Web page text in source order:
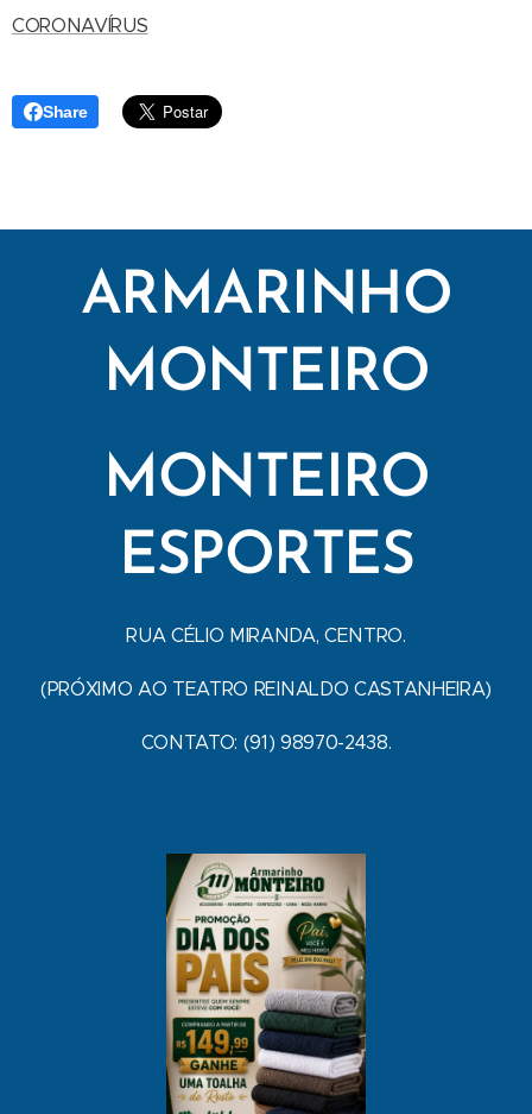
CORONAVÍRUS
Share
ARMARINHO
MONTEIRO
MONTEIRO
ESPORTES
RUA CÉLIO MIRANDA, CENTRO.
(PRÓXIMO AO TEATRO REINALDO CASTANHEIRA)
CONTATO: (91) 98970-2438.